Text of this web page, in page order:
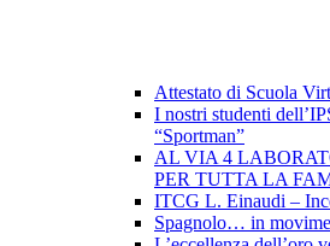
Attestato di Scuola
I nostri studenti
“Sportman”
AL VIA 4
PER TUTTA LA
ITCG L. Einaudi –
Spagnolo… in